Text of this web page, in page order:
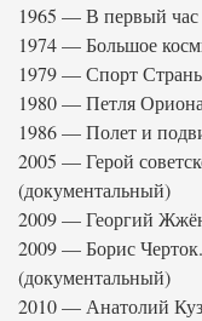
1965 — В первый час
1974 — Большое
1979 — Спорт
1980 — Петля
1986 — Полет и
2005 — Герой
(документальный)
2009 — Георгий
2009 — Борис
(документальный)
2010 — Анатолий